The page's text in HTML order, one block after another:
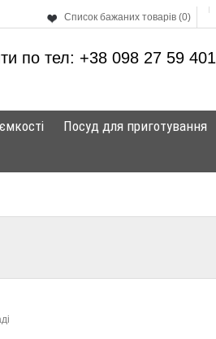
Список бажаних товарів (0)
по тел: +38 098 27 59 401
Посуд для приготування